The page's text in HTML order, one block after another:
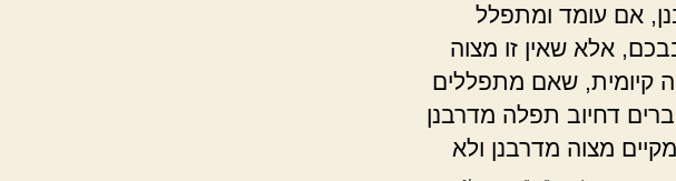
אם עומד ומתפלל
אלא שאין זו מצוה
קיומית, שאם מתפללים
דחיוב תפלה מדרבנן
מצוה מדרבנן ולא